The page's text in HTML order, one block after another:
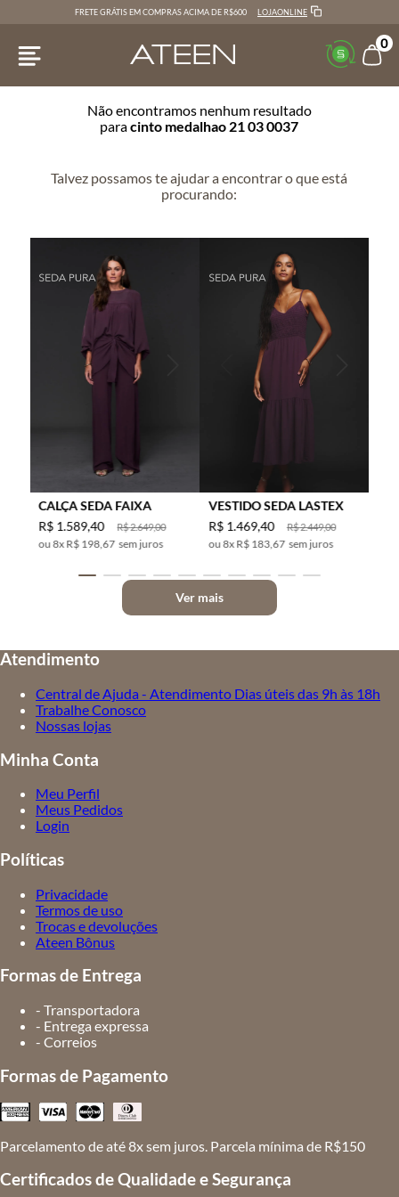
FRETE GRÁTIS EM COMPRAS ACIMA DE R$600 LOJAONLINE
0
Não encontramos nenhum resultado
paracinto medalhao 21 03 0037
Talvez possamos te ajudar a encontrar o que está
procurando:
CALÇA SEDA FAIXA
R$2.649,00
R$ 1.589,40
8x R$ 198,67 sem juros
VESTIDO SEDA LASTEX
R$2.449,00
R$ 1.469,40
8x R$ 183,67 sem juros
Ver mais
Atendimento
Central de Ajuda - Atendimento Dias úteis das 9h às 18h
Trabalhe Conosco
Nossas lojas
Minha Conta
Meu Perfil
Meus Pedidos
Login
Políticas
Privacidade
Termos de uso
Trocas e devoluções
Ateen Bônus
Formas de Entrega
- Transportadora
- Entrega expressa
- Correios
Formas de Pagamento
Parcelamento de até 8x sem juros. Parcela mínima de R$150
Certificados de Qualidade e Segurança